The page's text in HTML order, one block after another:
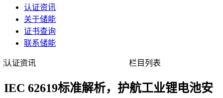
认证资讯
关于储能
证书查询
联系储能
认证资讯 栏目列表
IEC 62619标准解析，护航工业锂电池安